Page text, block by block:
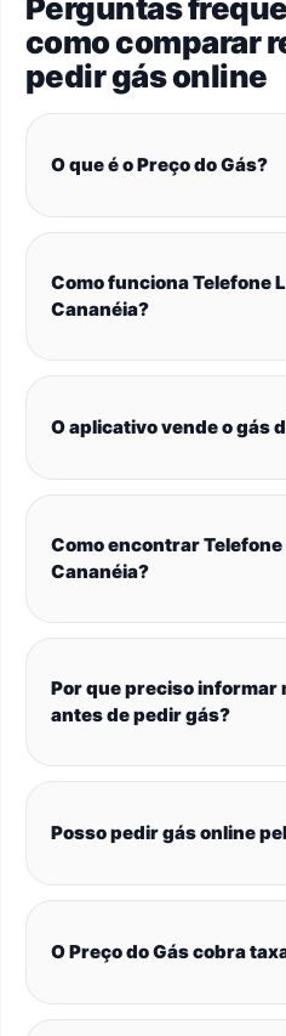
Perguntas
como comparar
pedir gás online
O que é o Preço do Gás?
Como funciona Telefone
Cananéia?
O aplicativo vende o gás
Como encontrar
Cananéia?
Por que preciso informar
antes de pedir gás?
Posso pedir gás online
O Preço do Gás cobra